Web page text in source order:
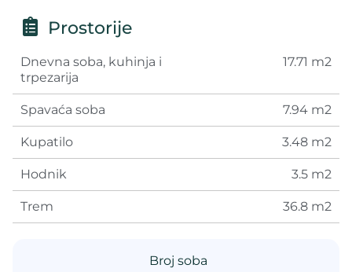
Prostorije
Dnevna soba, kuhinja i
trpezarija
17.71 m2
Spavaća soba 7.94 m2
Kupatilo 3.48 m2
Hodnik 3.5 m2
Trem 36.8 m2
Broj soba